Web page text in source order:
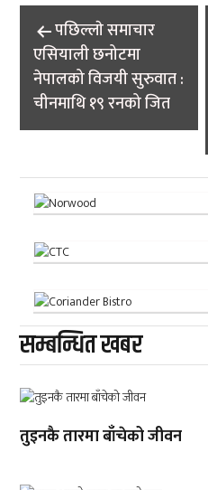
Post
navigation
पछिल्लाे समाचार
एसियाली छनोटमा
नेपालको विजयी सुरुवात :
चीनमाथि १९ रनको जित
सम्बन्धित खबर
तुइनकै तारमा बाँचेको जीवन